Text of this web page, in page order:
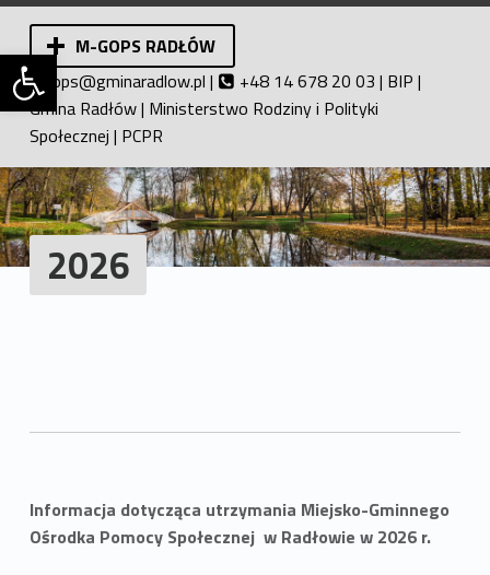
Otwórz pasek narzędzi
M-GOPS RADŁÓW
Miejsko-Gminny Ośrodek Pomocy Społecznej w Radłowie. Pomoc społeczna.
ops@gminaradlow.pl | +48 14 678 20 03 | BIP |
Gmina Radłów| Ministerstwo Rodziny i Polityki
Społecznej | PCPR
2026
Informacja dotycząca utrzymania Miejsko-Gminnego
Ośrodka Pomocy Społecznej w Radłowie w 2026 r.